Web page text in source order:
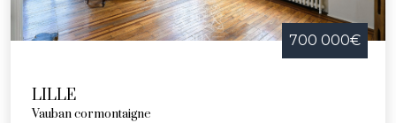
700 000€
LILLE
Vauban cormontaigne